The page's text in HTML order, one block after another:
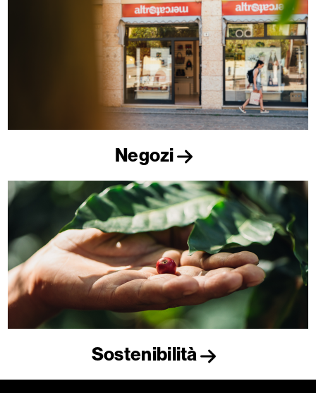
Negozi
Sostenibilità